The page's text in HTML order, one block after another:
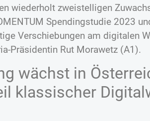
wiederholt zweistelligen
Spendingstudie 2023
Verschiebungen am digitalen
Präsidentin Rut Morawetz (A1).
wächst in
klassischer